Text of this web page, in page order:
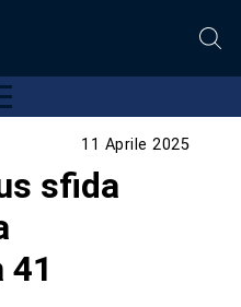
11 Aprile 2025
sfida
41